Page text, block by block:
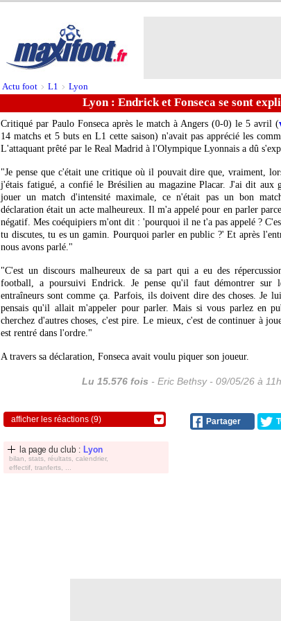
Actu foot > L1 > Lyon
Lyon : Endrick et Fonseca se sont
Critiqué par Paulo Fonseca après le match à Angers (0-0) le 5 avril (
14 matchs et 5 buts en L1 cette saison) n'avait pas apprécié les
L'attaquant prêté par le Real Madrid à l'Olympique Lyonnais a dû
"Je pense que c'était une critique où il pouvait dire que, vraiment,
j'étais fatigué, a confié le Brésilien au magazine Placar. J'ai dit aux
jouer un match d'intensité maximale, ce n'était pas un bon
déclaration était un acte malheureux. Il m'a appelé pour en parler
négatif. Mes coéquipiers m'ont dit : 'pourquoi il ne t'a pas appelé ?
tu discutes, tu es un gamin. Pourquoi parler en public ?' Et après
nous avons parlé."
"C'est un discours malheureux de sa part qui a eu des
football, a poursuivi Endrick. Je pense qu'il faut démontrer sur
entraîneurs sont comme ça. Parfois, ils doivent dire des choses. Je
pensais qu'il allait m'appeler pour parler. Mais si vous parlez en
cherchez d'autres choses, c'est pire. Le mieux, c'est de continuer à
est rentré dans l'ordre."
A travers sa déclaration, Fonseca avait voulu piquer son joueur.
Lu 15.576 fois - Eric Bethsy - 09/05/26 à
afficher les réactions (9) Partager
la page du club : Lyon
bilan, stats, réultats, calendrier,
effectif, tranferts, ...